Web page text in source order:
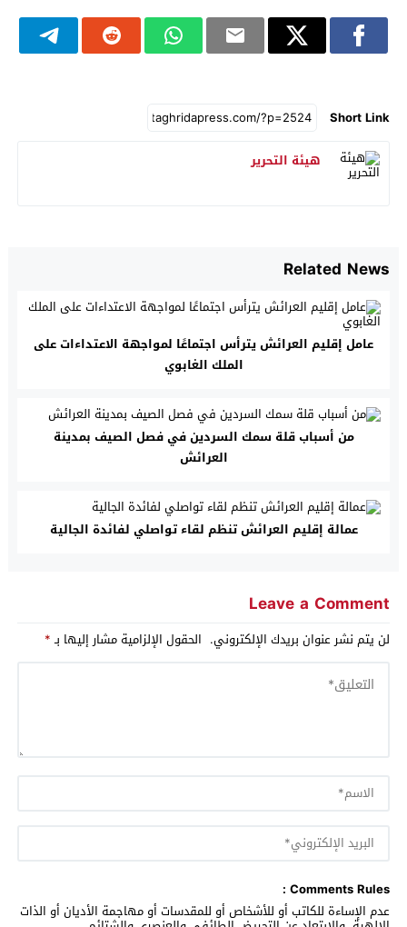
Short Link
هيئة التحرير
Related News
عامل إقليم العرائش يترأس اجتماعًا لمواجهة الاعتداءات على
الملك الغابوي
من أسباب قلة سمك السردين في فصل الصيف بمدينة
العرائش
عمالة إقليم العرائش تنظم لقاء تواصلي لفائدة الجالية
Leave a Comment
لن يتم نشر عنوان بريدك الإلكتروني. الحقول الإلزامية مشار إليها بـ*
Comments Rules :
عدم الإساءة للكاتب أو للأشخاص أو للمقدسات أو مهاجمة الأديان أو الذات